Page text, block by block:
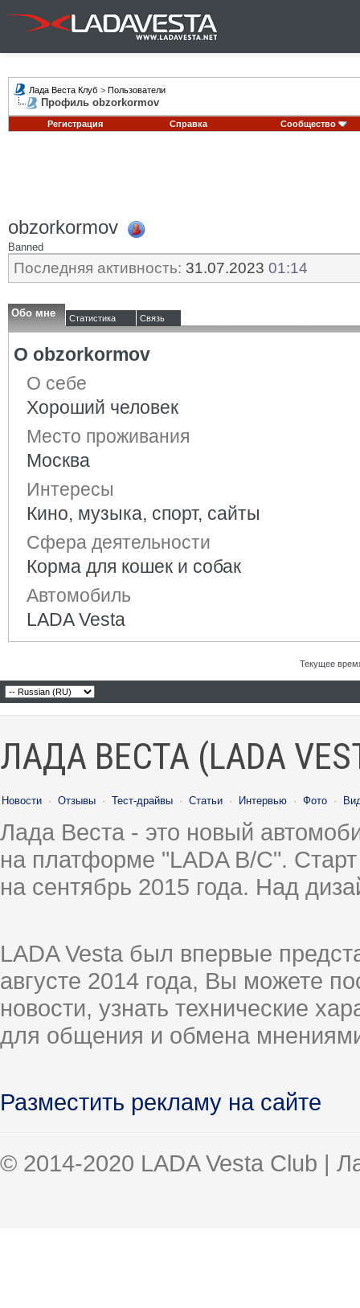
Лада Веста Клуб > Пользователи
Профиль obzorkormov
Регистрация Справка Сообщество
obzorkormov
Banned
Последняя активность: 31.07.2023 01:14
Обо мне Статистика Связь
О obzorkormov
О себе
Хороший человек
Место проживания
Москва
Интересы
Кино, музыка, спорт, сайты
Сфера деятельности
Корма для кошек и собак
Автомобиль
LADA Vesta
Текущее
ЛАДА ВЕСТА (LADA
Новости · Отзывы · Тест-драйвы · Статьи · Интервью · Фото ·
Лада Веста - это новый
на платформе "LADA B/C".
на сентябрь 2015 года. Над
LADA Vesta был впервые
августе 2014 года, Вы можете
новости, узнать технические
для общения и обмена
Разместить рекламу на сайте
© 2014-2020 LADA Vesta Club |